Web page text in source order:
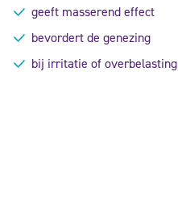
geeft masserend effect
bevordert de genezing
bij irritatie of overbelasting